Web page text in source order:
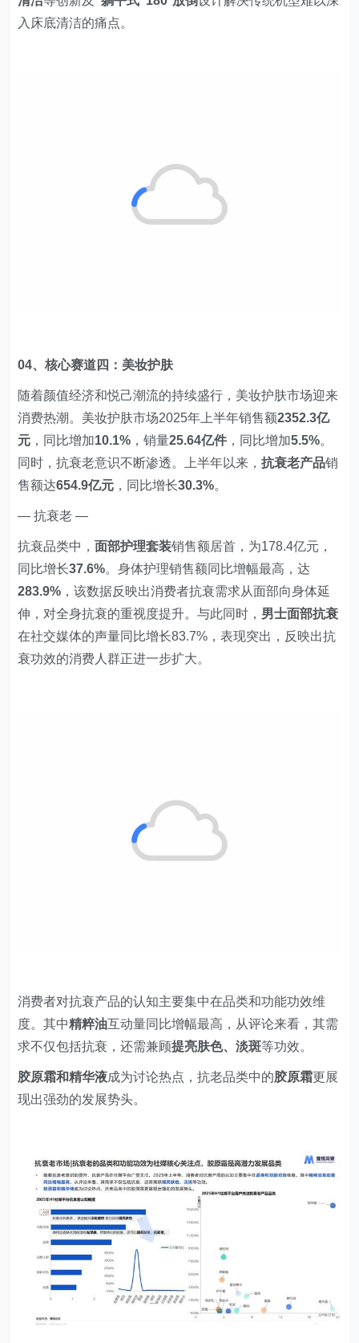
入床底清洁的痛点。
04、核心赛道四：美妆护肤
随着颜值经济和悦己潮流的持续盛行，美妆护肤市场迎来
消费热潮。美妆护肤市场2025年上半年销售额2352.3亿
元 ，同比增加10.1% ，销量25.64亿件 ，同比增加5.5%。
同时，抗衰老意识不断渗透。上半年以来，抗衰老产品销
售额达654.9亿元 ，同比增长30.3%。
— 抗衰老 —
抗衰品类中，面部护理套装销售额居首，为178.4亿元，
同比增长37.6%。身体护理销售额同比增幅最高，达
283.9% ，该数据反映出消费者抗衰需求从面部向身体延
伸，对全身抗衰的重视度提升。与此同时， 男士面部抗衰
在社交媒体的声量同比增长83.7%，表现突出，反映出抗
衰功效的消费人群正进一步扩大。
消费者对抗衰产品的认知主要集中在品类和功能功效维
度。其中精粹油互动量同比增幅最高，从评论来看，其需
求不仅包括抗衰，还需兼顾提亮肤色、淡斑等功效。
胶原霜和精华液成为讨论热点，抗老品类中的胶原霜更展
现出强劲的发展势头。